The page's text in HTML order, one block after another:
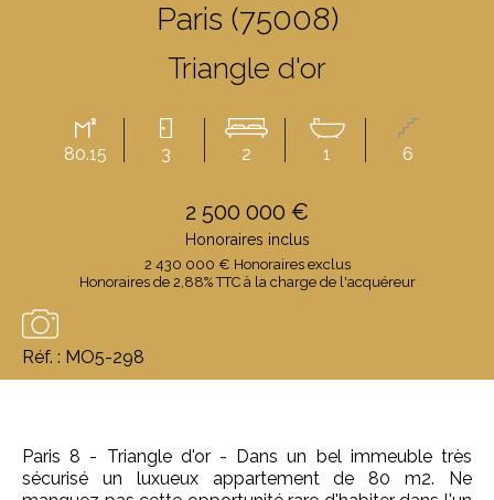
Paris (75008)
Triangle d'or
80.15 3 2 1 6
2 500 000 €
Honoraires inclus
2 430 000 € Honoraires exclus
Honoraires de 2,88% TTC à la charge de l'acquéreur
Réf. : MO5-298
Paris 8 - Triangle d'or - Dans un bel immeuble très
sécurisé un luxueux appartement de 80 m2. Ne